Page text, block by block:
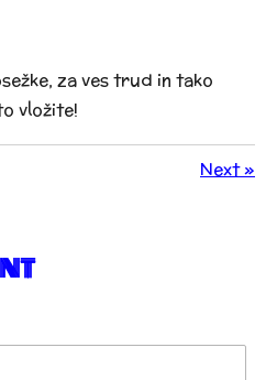
za ves trud in tako
vložite!
Next»